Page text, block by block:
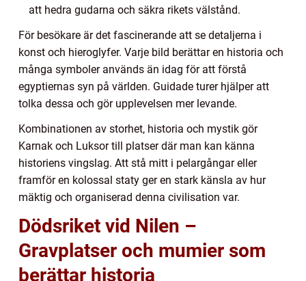
att hedra gudarna och säkra rikets välstånd.
För besökare är det fascinerande att se detaljerna i
konst och hieroglyfer. Varje bild berättar en historia och
många symboler används än idag för att förstå
egyptiernas syn på världen. Guidade turer hjälper att
tolka dessa och gör upplevelsen mer levande.
Kombinationen av storhet, historia och mystik gör
Karnak och Luksor till platser där man kan känna
historiens vingslag. Att stå mitt i pelargångar eller
framför en kolossal staty ger en stark känsla av hur
mäktig och organiserad denna civilisation var.
Dödsriket vid Nilen –
Gravplatser och mumier som
berättar historia